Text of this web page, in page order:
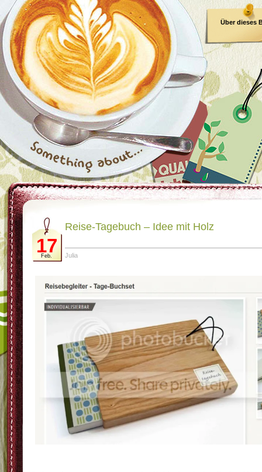
Über dieses
17
Feb.
Reise-Tagebuch – Idee mit Holz
Julia